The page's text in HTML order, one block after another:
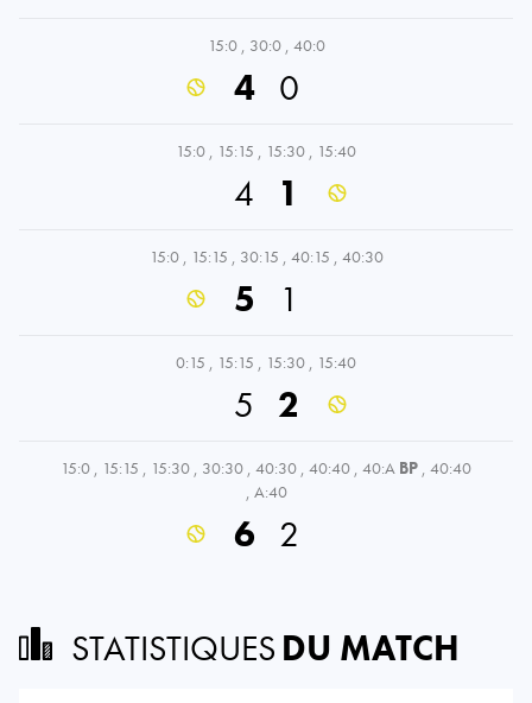
15:0 , 30:0 , 40:0
4 0
15:0 , 15:15 , 15:30 , 15:40
4 1
15:0 , 15:15 , 30:15 , 40:15 , 40:30
5 1
0:15 , 15:15 , 15:30 , 15:40
5 2
15:0 , 15:15 , 15:30 , 30:30 , 40:30 , 40:40 , 40:A BP , 40:40
, A:40
6 2
STATISTIQUES DU MATCH